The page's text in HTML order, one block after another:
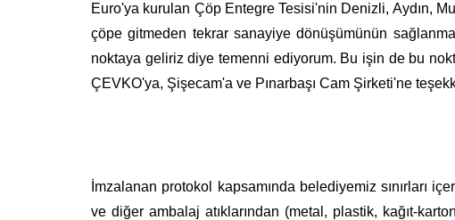
Euro'ya kurulan Çöp Entegre Tesisi'nin Denizli, Aydın,
çöpe gitmeden tekrar sanayiye dönüşümünün
noktaya geliriz diye temenni ediyorum. Bu işin de bu
ÇEVKO'ya, Şişecam'a ve Pınarbaşı Cam Şirketi'ne
İmzalanan protokol kapsamında belediyemiz sınırları
ve diğer ambalaj atıklarından (metal, plastik, kağıt-